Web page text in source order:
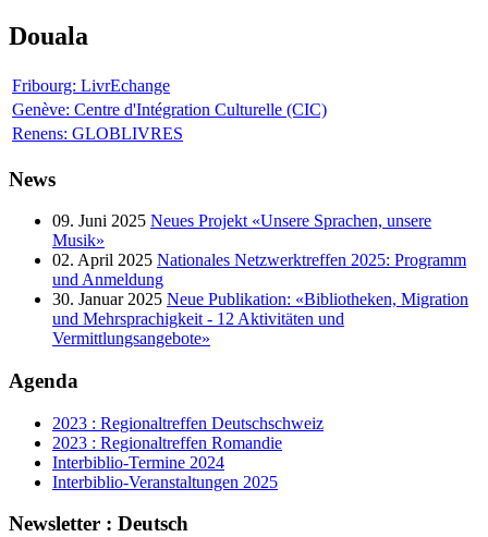
Douala
Fribourg: LivrEchange
Genève: Centre d'Intégration Culturelle (CIC)
Renens: GLOBLIVRES
News
09. Juni 2025 Neues Projekt «Unsere Sprachen, unsere
Musik»
02. April 2025 Nationales Netzwerktreffen 2025: Programm
und Anmeldung
30. Januar 2025 Neue Publikation: «Bibliotheken, Migration
und Mehrsprachigkeit - 12 Aktivitäten und
Vermittlungsangebote»
Agenda
2023 : Regionaltreffen Deutschschweiz
2023 : Regionaltreffen Romandie
Interbiblio-Termine 2024
Interbiblio-Veranstaltungen 2025
Newsletter : Deutsch